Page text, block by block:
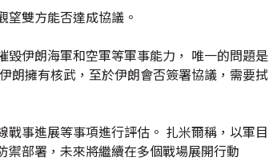
雙方能否達成協議。
伊朗海軍和空軍等軍事能力， 唯一的問題是
朗擁有核武，至於伊朗會否簽署協議，需要拭
事進展等事項進行評估。 扎米爾稱，以軍目
部署，未來將繼續在多個戰場展開行動